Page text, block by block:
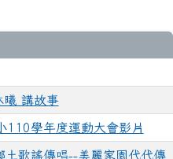
曦 講故事
110學年度運動大會影片
土歌謠傳唱--美麗家園代代傳